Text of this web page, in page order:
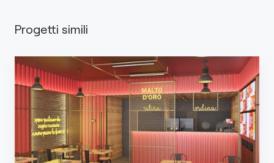
Progetti simili